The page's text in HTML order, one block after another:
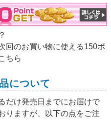
回のお買い物に使える150ポ
ちら
について
だけ発売日までにお届けで
りますが、以下の点をご注